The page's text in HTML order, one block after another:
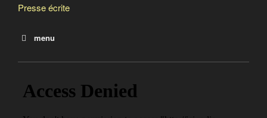
Presse écrite
menu